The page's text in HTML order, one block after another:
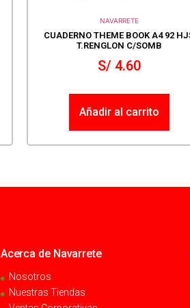
NAVARRETE
CUADERNO THEME BOOK A4 92
T.RENGLON C/SOMB
S/4.60
Añadir al carrito
Acerca de Navarrete
Nosotros
Nuestras Tiendas